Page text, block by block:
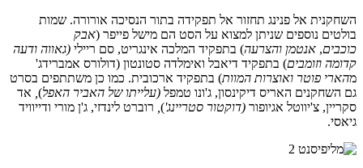
השחקנית אל פנינג תחזור אל תפקידה בתור הנסיכה אורורה. שמות
בולטים נוספים שניתן למצוא על הסט הם מישל פייפר (אבק
כוכבים, אנטמן והצרעה) בתפקיד המלכה אינגריט, סם ריילי (גאווה ודעה
קדומה וזומבים) בתפקיד דיאבל ואימלדה סטונטון (דולורס אמברידג'
מהארי פוטר ואוצרות המוות) בתפקיד ארכובית. כמו כן משתתפים בסרט
גם השחקנים האריס דיקינסון, ג'ונו טמפל (עלייתו של האביר האפל) אד
סקריין, צ'יווטל אגיופור (דוקטור סטריינג') רוברט לינדזי, ג'ן מורי ודייוויד
גיאסי.